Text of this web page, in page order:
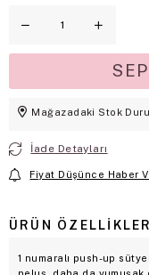
Mağazadaki Stok
İade Detayları
Fiyat Düşünce Haber
ÜRÜN
1 numaralı push-up